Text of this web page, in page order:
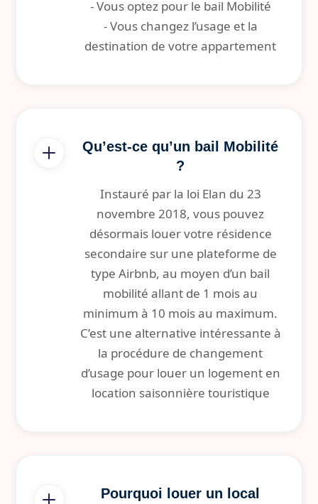
- Vous optez pour le bail Mobilité
- Vous changez l’usage et la
destination de votre appartement
Qu’est-ce qu’un bail Mobilité
?
Instauré par la loi Elan du 23
novembre 2018, vous pouvez
désormais louer votre résidence
secondaire sur une plateforme de
type Airbnb, au moyen d’un bail
mobilité allant de 1 mois au
minimum à 10 mois au maximum.
C’est une alternative intéressante à
la procédure de changement
d’usage pour louer un logement en
location saisonnière touristique
Pourquoi louer un local